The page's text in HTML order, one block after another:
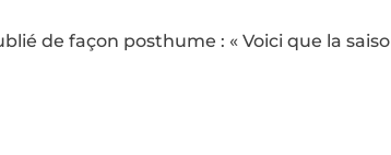
de façon posthume : « Voici que la